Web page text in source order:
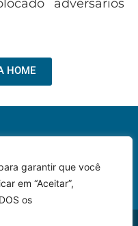
garantir que você
em “Aceitar”,
os
adversários
HOME